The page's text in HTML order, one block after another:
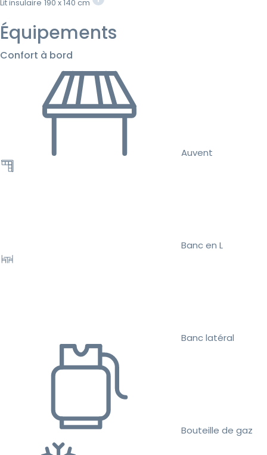
Lit insulaire 190 x 140 cm
Équipements
Confort à bord
Auvent
Banc en L
Banc latéral
Bouteille de gaz